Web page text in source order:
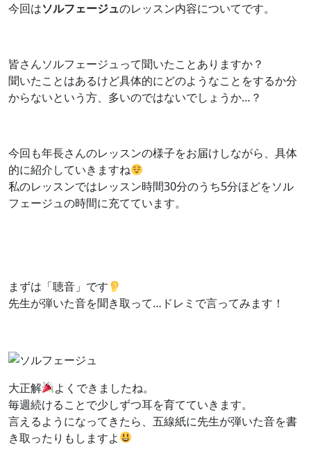
今回はソルフェージュのレッスン内容についてです。
皆さんソルフェージュって聞いたことありますか？
聞いたことはあるけど具体的にどのようなことをするか分
からないという方、多いのではないでしょうか…？
今回も年長さんのレッスンの様子をお届けしながら、具体
的に紹介していきますね
私のレッスンではレッスン時間30分のうち5分ほどをソル
フェージュの時間に充てています。
まずは「聴音」です
先生が弾いた音を聞き取って…ドレミで言ってみます！
大正解
よくできましたね。
毎週続けることで少しずつ耳を育てていきます。
言えるようになってきたら、五線紙に先生が弾いた音を書
き取ったりもしますよ